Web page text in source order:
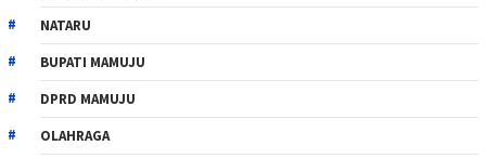
NATARU
BUPATI MAMUJU
DPRD MAMUJU
OLAHRAGA